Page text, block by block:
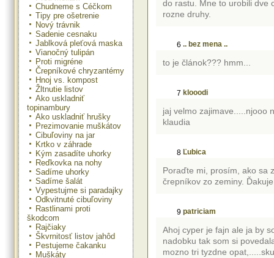
Chudneme s Céčkom
Tipy pre ošetrenie
Nový trávnik
Sadenie cesnaku
Jablková pleťová maska
Vianočný tulipán
Proti migréne
Črepníkové chryzantémy
Hnoj vs. kompost
Žltnutie listov
Ako uskladniť
topinambury
Ako uskladniť hrušky
Prezimovanie muškátov
Cibuľoviny na jar
Krtko v záhrade
Kým zasadíte uhorky
Reďkovka na nohy
Sadíme uhorky
Sadíme šalát
Vypestujme si paradajky
Odkvitnuté cibuľoviny
Rastlinami proti
škodcom
Rajčiaky
Škvrnitosť listov jahôd
Pestujeme čakanku
Muškáty
do rastu. Mne to urobili dve
rozne druhy.
6 .. bez mena ..
to je článok??? hmm...
7 klooodi
jaj velmo zajimave.....njooo
klaudia
8 Ľubica
Poraďte mi, prosím, ako sa
črepníkov zo zeminy.
9 patriciam
Ahoj cyper je fajn ale ja by
nadobku tak som si
mozno tri tyzdne